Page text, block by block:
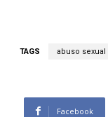
TAGS abuso sexual
Facebook